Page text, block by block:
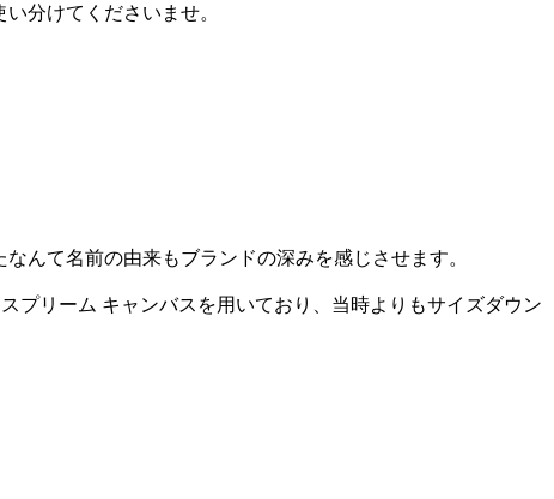
分けてくださいませ。
んて名前の由来もブランドの深みを感じさせます。
プリーム キャンバスを用いており、当時よりもサイズダウン